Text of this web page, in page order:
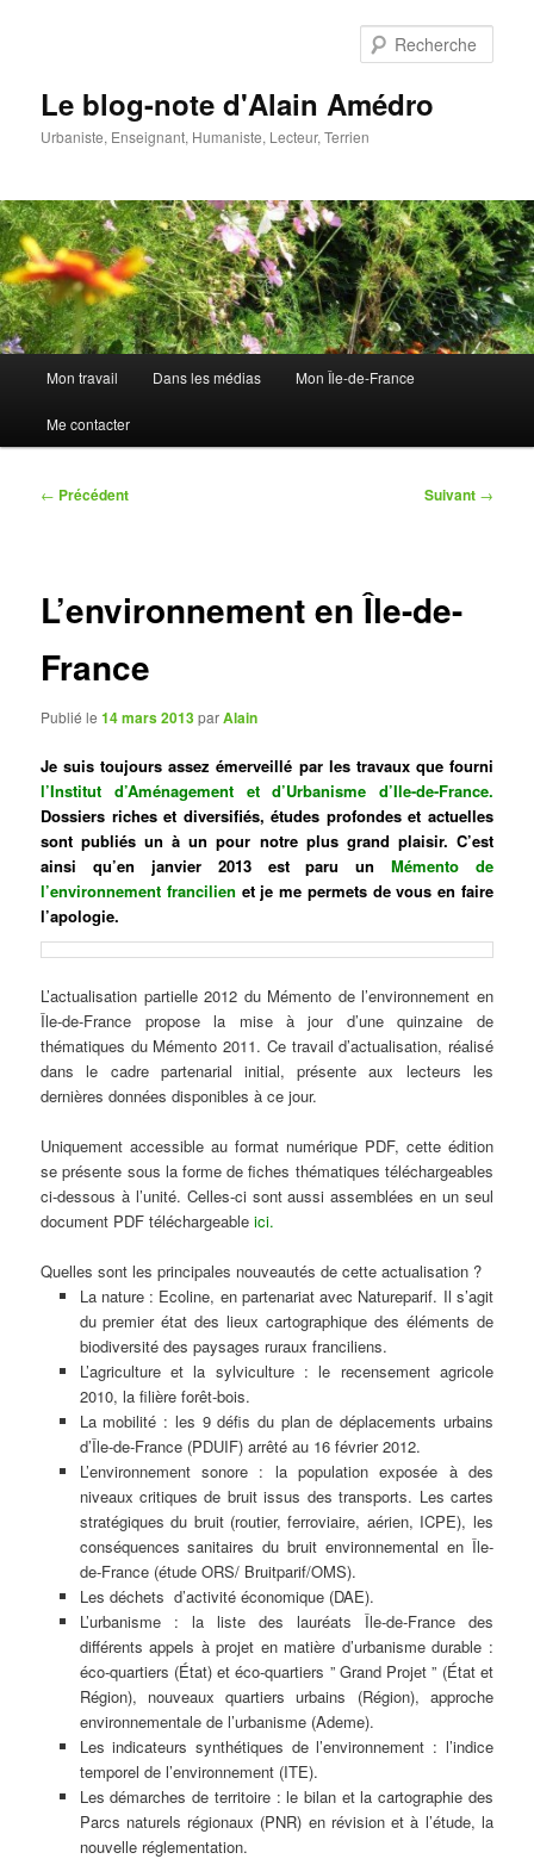
Le blog-note d'Alain Amédro
Urbaniste, Enseignant, Humaniste, Lecteur, Terrien
principal
Mon travail Dans les médias Mon Île-de-France
Me contacter
Navigation
← Précédent Suivant →
L’environnement en Île-de-
France
Publié le14 mars 2013parAlain
Je suis toujours assez émerveillé par les travaux que fourni
l’Institut d’Aménagement et d’Urbanisme d’Ile-de-France.
Dossiers riches et diversifiés, études profondes et actuelles
sont publiés un à un pour notre plus grand plaisir. C’est
ainsi qu’en janvier 2013 est paru unMémento de
l’environnement francilien et je me permets de vous en faire
l’apologie.
L’actualisation partielle 2012 du Mémento de l’environnement en
Île-de-France propose la mise à jour d’une quinzaine de
thématiques du Mémento 2011. Ce travail d’actualisation, réalisé
dans le cadre partenarial initial, présente aux lecteurs les
dernières données disponibles à ce jour.
Uniquement accessible au format numérique PDF, cette édition
se présente sous la forme de fiches thématiques téléchargeables
ci-dessous à l’unité. Celles-ci sont aussi assemblées en un seul
document PDF téléchargeableici.
Quelles sont les principales nouveautés de cette actualisation ?
La nature : Ecoline, en partenariat avec Natureparif. Il s’agit
du premier état des lieux cartographique des éléments de
biodiversité des paysages ruraux franciliens.
L’agriculture et la sylviculture : le recensement agricole
2010, la filière forêt-bois.
La mobilité : les 9 défis du plan de déplacements urbains
d’Île-de-France (PDUIF) arrêté au 16 février 2012.
L’environnement sonore : la population exposée à des
niveaux critiques de bruit issus des transports. Les cartes
stratégiques du bruit (routier, ferroviaire, aérien, ICPE), les
conséquences sanitaires du bruit environnemental en Île-
de-France (étude ORS/ Bruitparif/OMS).
Les déchets d’activité économique (DAE).
L’urbanisme : la liste des lauréats Île-de-France des
différents appels à projet en matière d’urbanisme durable :
éco-quartiers (État) et éco-quartiers ” Grand Projet ” (État et
Région), nouveaux quartiers urbains (Région), approche
environnementale de l’urbanisme (Ademe).
Les indicateurs synthétiques de l’environnement : l’indice
temporel de l’environnement (ITE).
Les démarches de territoire : le bilan et la cartographie des
Parcs naturels régionaux (PNR) en révision et à l’étude, la
nouvelle réglementation.